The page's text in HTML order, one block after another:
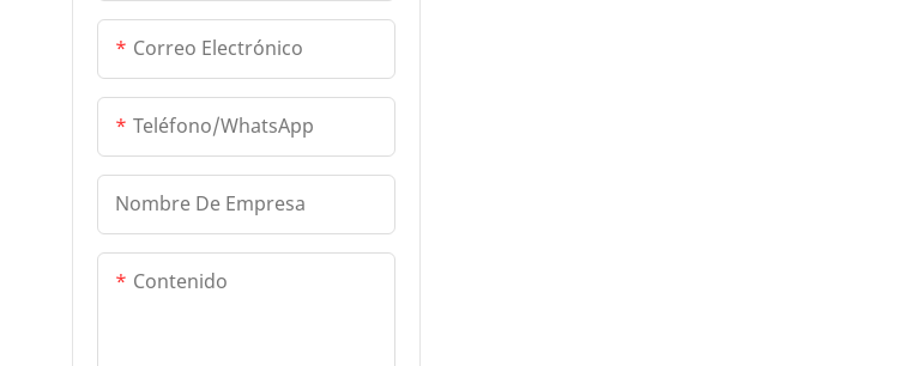
Correo Electrónico
Teléfono/WhatsApp
Nombre De Empresa
Contenido